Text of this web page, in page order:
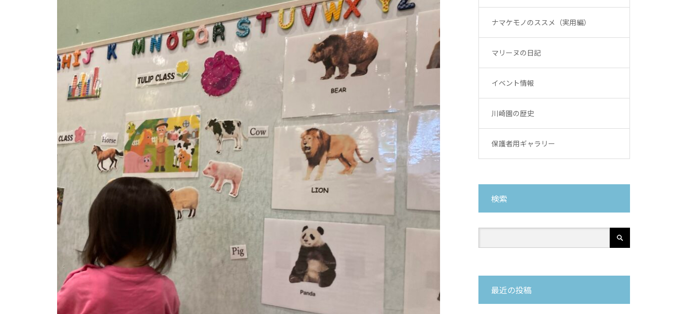
ナマケモノのススメ（実用編）
マリーヌの日記
イベント情報
川崎園の歴史
保護者用ギャラリー
検索
最近の投稿